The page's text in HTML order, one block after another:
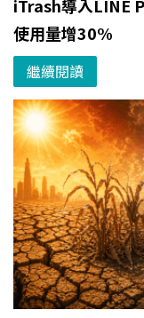
iTrash導入LINE
使用量增30%
繼續閱讀